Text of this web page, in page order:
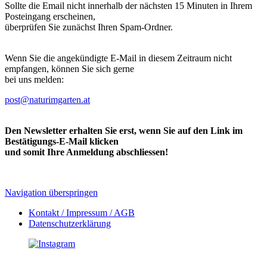
Sollte die Email nicht innerhalb der nächsten 15 Minuten in Ihrem
Posteingang erscheinen,
überprüfen Sie zunächst Ihren Spam-Ordner.
Wenn Sie die angekündigte E-Mail in diesem Zeitraum nicht
empfangen, können Sie sich gerne
bei uns melden:
post@naturimgarten.at
Den Newsletter erhalten Sie erst, wenn Sie auf den Link im
Bestätigungs-E-Mail klicken
und somit Ihre Anmeldung abschliessen!
Navigation überspringen
Kontakt / Impressum / AGB
Datenschutzerklärung